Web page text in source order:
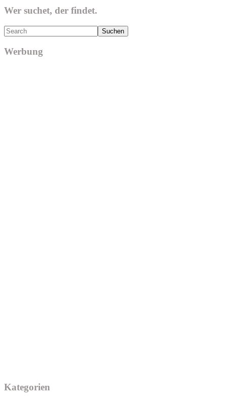
Wer suchet, der findet.
Search
Werbung
Kategorien